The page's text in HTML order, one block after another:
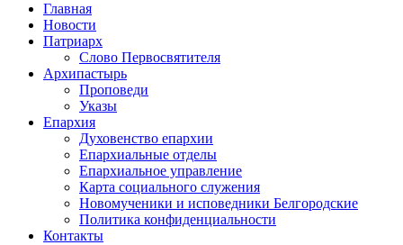
Главная
Новости
Патриарх
Слово Первосвятителя
Архипастырь
Проповеди
Указы
Епархия
Духовенство епархии
Епархиальные отделы
Епархиальное управление
Карта социального служения
Новомученики и исповедники Белгородские
Политика конфиденциальности
Контакты